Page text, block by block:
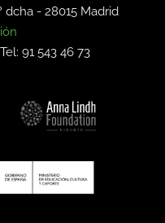
dcha -28015 Madrid
Tel: 91 543 46 73